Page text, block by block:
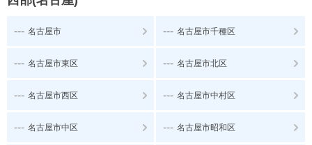
--- 名古屋市 --- 名古屋市千種区
--- 名古屋市東区 --- 名古屋市北区
--- 名古屋市西区 --- 名古屋市中村区
--- 名古屋市中区 --- 名古屋市昭和区